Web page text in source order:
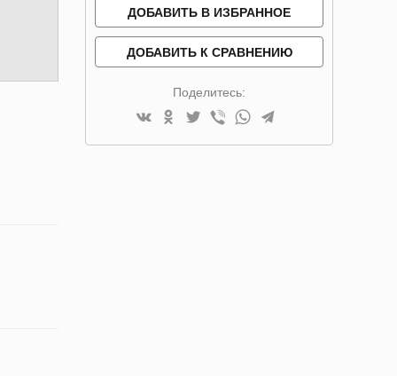
ДОБАВИТЬ В ИЗБРАННОЕ
ДОБАВИТЬ К СРАВНЕНИЮ
Поделитесь: